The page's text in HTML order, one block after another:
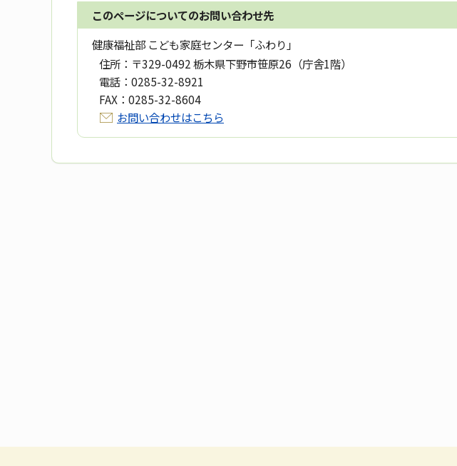
このページについてのお問い合わせ先
健康福祉部 こども家庭センター「ふわり」
住所： 〒329-0492 栃木県下野市笹原26（庁舎1階）
電話： 0285-32-8921
FAX： 0285-32-8604
お問い合わせはこちら